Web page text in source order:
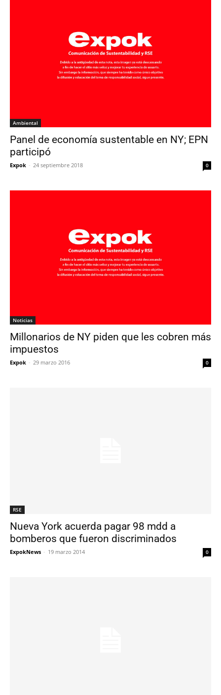
Ambiental
Panel de economía sustentable en NY; EPN
participó
Expok - 24 septiembre 2018 0
Noticias
Millonarios de NY piden que les cobren más
impuestos
Expok - 29 marzo 2016 0
RSE
Nueva York acuerda pagar 98 mdd a
bomberos que fueron discriminados
ExpokNews - 19 marzo 2014 0